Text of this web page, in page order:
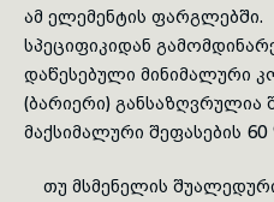
ამ ელემენტის ფარგლებში.
სპეციფიკიდან
დაწესებული მინიმალური
(ბარიერი)
მაქსიმალური შეფასების
თუ მსმენელის შუალედური